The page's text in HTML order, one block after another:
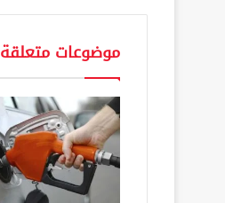
موضوعات متعلقة